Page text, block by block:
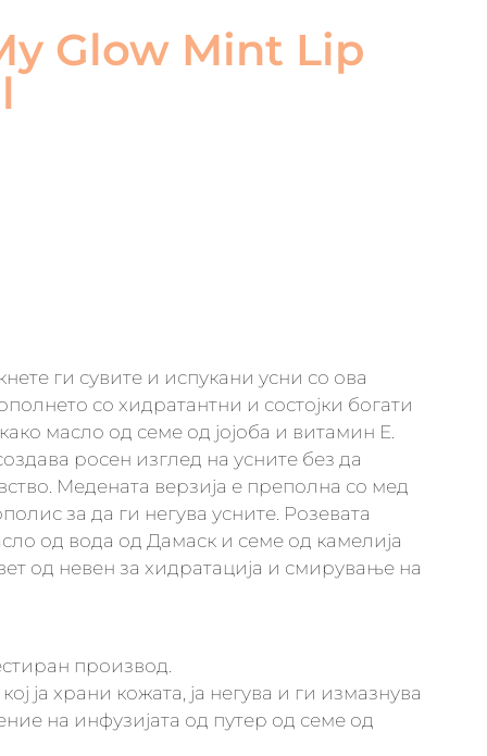
Glow Mint Lip
ги сувите и испукани усни со ова
со хидратантни и состојки богати
масло од семе од јојоба и витамин Е.
росен изглед на усните без да
Медената верзија е преполна со мед
за да ги негува усните. Розевата
од вода од Дамаск и семе од камелија
од невен за хидратација и смирување на
производ.
ја храни кожата, ја негува и ги измазнува
на инфузијата од путер од семе од